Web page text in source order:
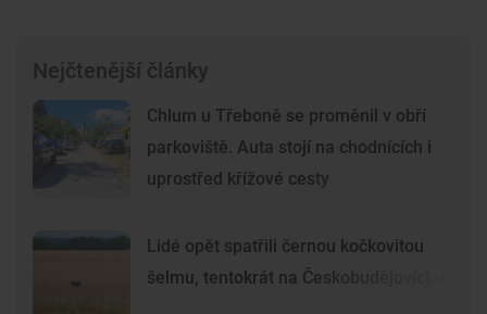
Nejčtenější články
Chlum u Třeboně se proměnil v obří
parkoviště. Auta stojí na chodnících i
uprostřed křížové cesty
Lidé opět spatřili černou kočkovitou
šelmu, tentokrát na Českobudějovicku